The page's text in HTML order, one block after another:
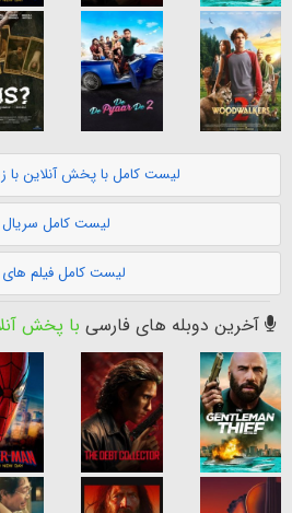
لیست کامل با پخش آنلاین با
لیست کامل
لیست کامل فیلم های
آخرین دوبله های فارسی با پخش